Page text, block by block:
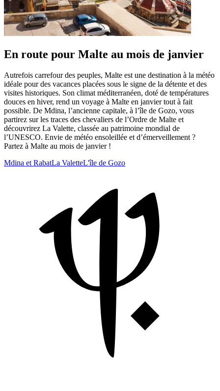
En route pour Malte au mois de janvier
Autrefois carrefour des peuples, Malte est une destination à la météo
idéale pour des vacances placées sous le signe de la détente et des
visites historiques. Son climat méditerranéen, doté de températures
douces en hiver, rend un voyage à Malte en janvier tout à fait
possible. De Mdina, l’ancienne capitale, à l’île de Gozo, vous
partirez sur les traces des chevaliers de l’Ordre de Malte et
découvrirez La Valette, classée au patrimoine mondial de
l’UNESCO. Envie de météo ensoleillée et d’émerveillement ?
Partez à Malte au mois de janvier !
Mdina et RabatLa ValetteL'île de Gozo